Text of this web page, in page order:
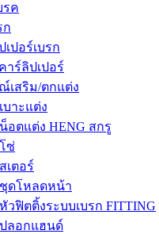
รค
ก
เปอร์เบรก
าร์ลิปเปอร์
เสริม/ตกแต่ง
เบาะแต่ง
น็อตแต่ง HENG สกรู
โซ่
สเตอร์
ชุดโหลดหน้า
หัวฟิตติ้งระบบเบรก FITTING
ปลอกแฮนด์